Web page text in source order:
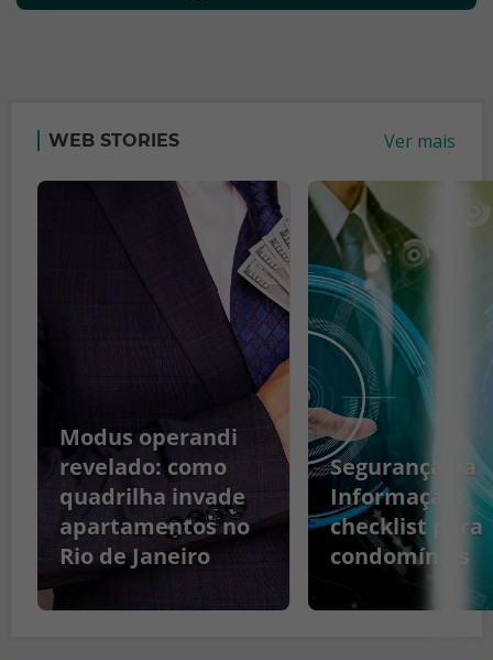
WEB STORIES Ver mais
Modus operandi
revelado: como
quadrilha invade
apartamentos no
Rio de Janeiro
Segurança da
Informação:
checklist para
condomínios